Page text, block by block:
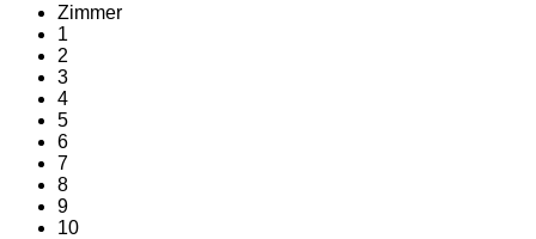
Zimmer
1
2
3
4
5
6
7
8
9
10